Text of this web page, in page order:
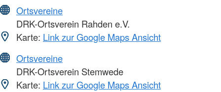
Ortsvereine
DRK-Ortsverein Rahden e.V.
Karte: Link zur Google Maps Ansicht
Ortsvereine
DRK-Ortsverein Stemwede
Karte: Link zur Google Maps Ansicht